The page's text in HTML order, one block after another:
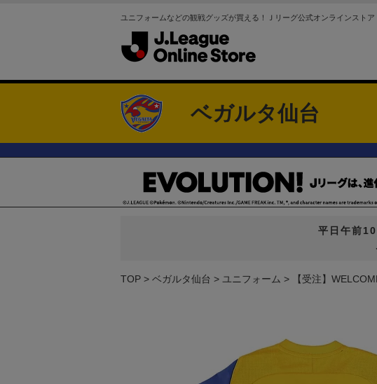
ユニフォームなどの観戦グッズが買える！Ｊリーグ公式オンラインストア
ベガルタ仙台
平日午前
TOP ベガルタ仙台 ユニフォーム 【受注】